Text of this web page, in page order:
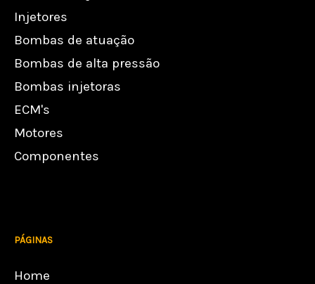
Injetores
Bombas de atuação
Bombas de alta pressão
Bombas injetoras
ECM's
Motores
Componentes
PÁGINAS
Home